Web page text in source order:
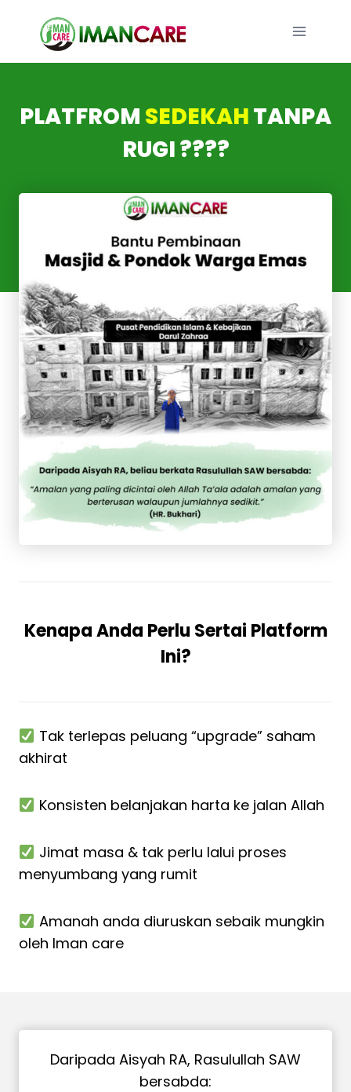
content
PLATFROM SEDEKAHTANPA
RUGI ????
Kenapa Anda Perlu Sertai Platform
Ini?
Tak terlepas peluang “upgrade” saham
akhirat
Konsisten belanjakan harta ke jalan Allah
Jimat masa & tak perlu lalui proses
menyumbang yang rumit
Amanah anda diuruskan sebaik mungkin
oleh Iman care
Daripada Aisyah RA, Rasulullah SAW
bersabda: